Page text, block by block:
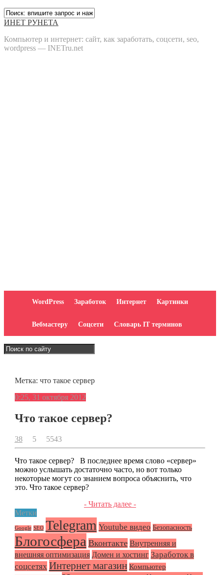
ИНЕТ РУНЕТА
Компьютер и интернет: сайт, как заработать, соцсети, seo,
wordpress — INETru.net
WordPress Заработок Интернет Картинки
Вебмастеру Соцсети Словарь IT терминов
Метка: что такое сервер
0:25, 31 октября 2012
Что такое сервер?
38 5 5543
Что такое сервер? В последнее время слово «сервер»
можно услышать достаточно часто, но вот только
некоторые могут со знанием вопроса объяснить, что
это. Что такое сервер?
- Читать далее -
Метки
Google SEO Telegram Youtube видео Безопасность
Блогосфера Вконтакте Внутренняя и
внешняя оптимизация Домен и хостинг Заработок в
соцсетях Интернет магазин Компьютер